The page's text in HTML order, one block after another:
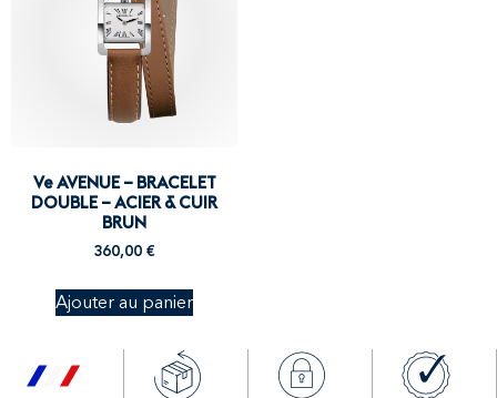
Ve AVENUE – BRACELET
DOUBLE – ACIER & CUIR
BRUN
360,00 €
Ajouter au panier